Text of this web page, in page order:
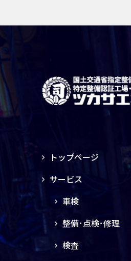
トップページ
サービス
車検
整備･点検･修理
検査